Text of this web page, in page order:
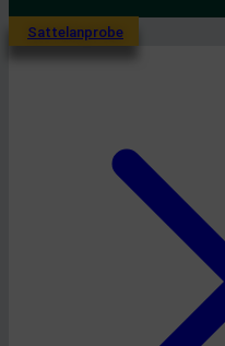
Sattelanprobe